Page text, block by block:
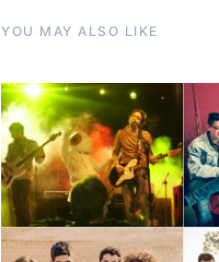
YOU MAY ALSO LIKE